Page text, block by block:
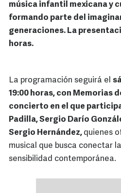
música infantil mexicana y
formando parte del
generaciones. La
horas.
La programación seguirá el
19:00 horas, con Memorias
concierto en el que
Padilla, Sergio Darío
Sergio Hernández, quienes
musical que busca conectar
sensibilidad contemporánea.